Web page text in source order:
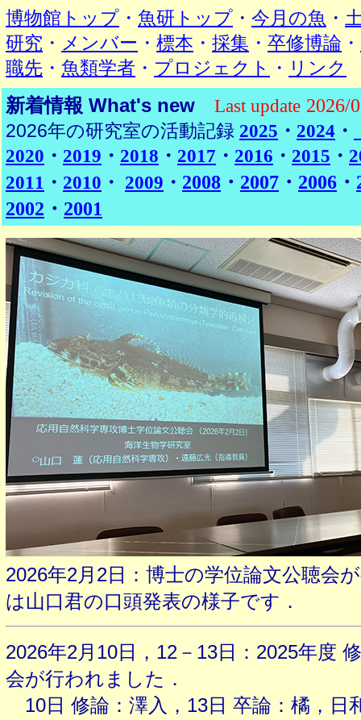
博物館トップ ・ 魚研トップ ・ 今月の魚 ・
研究 ・ メンバー ・ 標本 ・ 採集 ・ 卒修博論 ・
職先 ・ 魚類学者 ・ プロジェクト ・ リンク
新着情報 What's new Last update 2026/
2026年の研究室の活動記録 2025 ・ 2024 ・
2020 ・ 2019 ・ 2018 ・ 2017 ・ 2016 ・ 2015 ・
2011 ・ 2010 ・ 2009 ・ 2008 ・ 2007 ・ 2006 ・
2002 ・ 2001
2026年2月2日：博士の学位論文公聴会
は山口君の口頭発表の様子です．
2026年2月10日，12－13日：2025年度
会が行われました．
10日 修論：澤入，13日 卒論：橘，日